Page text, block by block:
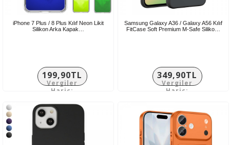
iPhone 7 Plus / 8 Plus Kılıf Neon Likit
Silikon Arka Kapak…
199,90TL
Vergiler
Hariç:
Samsung Galaxy A36 / Galaxy A56 Kılıf
FitCase Soft Premium M-Safe Siliko…
349,90TL
Vergiler
Hariç: